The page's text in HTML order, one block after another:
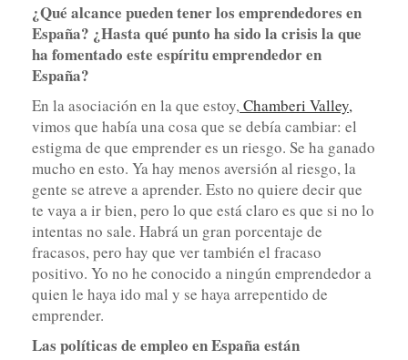
¿Qué alcance pueden tener los emprendedores en
España? ¿Hasta qué punto ha sido la crisis la que
ha fomentado este espíritu emprendedor en
España?
En la asociación en la que estoy,Chamberi Valley,
vimos que había una cosa que se debía cambiar: el
estigma de que emprender es un riesgo. Se ha ganado
mucho en esto. Ya hay menos aversión al riesgo, la
gente se atreve a aprender. Esto no quiere decir que
te vaya a ir bien, pero lo que está claro es que si no lo
intentas no sale. Habrá un gran porcentaje de
fracasos, pero hay que ver también el fracaso
positivo. Yo no he conocido a ningún emprendedor a
quien le haya ido mal y se haya arrepentido de
emprender.
Las políticas de empleo en España están